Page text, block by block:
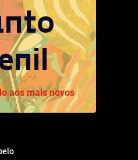
aos mais novos